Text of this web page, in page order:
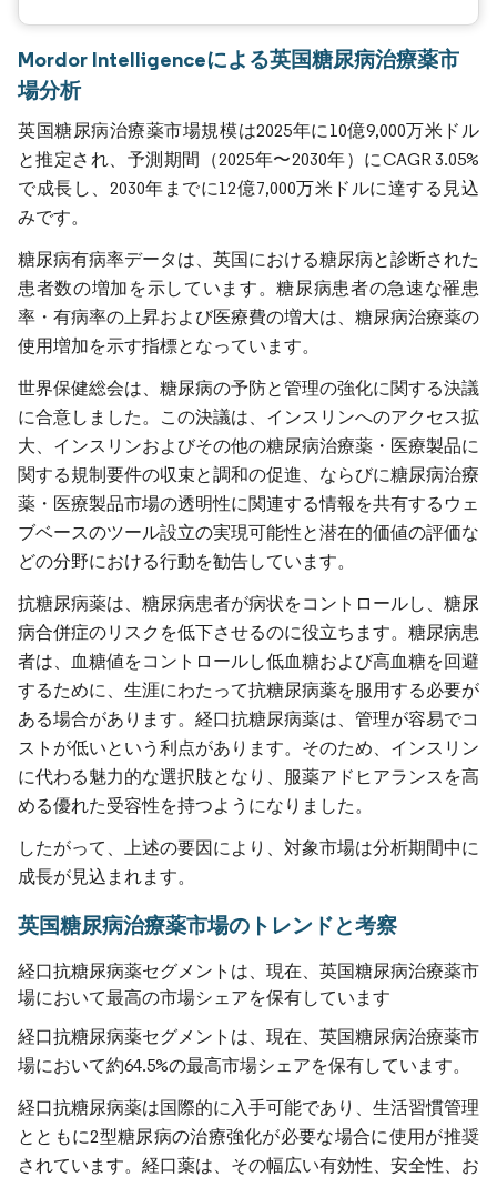
Mordor Intelligenceによる英国糖尿病治療薬市
場分析
英国糖尿病治療薬市場規模は2025年に10億9,000万米ドル
と推定され、予測期間（2025年〜2030年）にCAGR 3.05%
で成長し、2030年までに12億7,000万米ドルに達する見込
みです。
糖尿病有病率データは、英国における糖尿病と診断された
患者数の増加を示しています。糖尿病患者の急速な罹患
率・有病率の上昇および医療費の増大は、糖尿病治療薬の
使用増加を示す指標となっています。
世界保健総会は、糖尿病の予防と管理の強化に関する決議
に合意しました。この決議は、インスリンへのアクセス拡
大、インスリンおよびその他の糖尿病治療薬・医療製品に
関する規制要件の収束と調和の促進、ならびに糖尿病治療
薬・医療製品市場の透明性に関連する情報を共有するウェ
ブベースのツール設立の実現可能性と潜在的価値の評価な
どの分野における行動を勧告しています。
抗糖尿病薬は、糖尿病患者が病状をコントロールし、糖尿
病合併症のリスクを低下させるのに役立ちます。糖尿病患
者は、血糖値をコントロールし低血糖および高血糖を回避
するために、生涯にわたって抗糖尿病薬を服用する必要が
ある場合があります。経口抗糖尿病薬は、管理が容易でコ
ストが低いという利点があります。そのため、インスリン
に代わる魅力的な選択肢となり、服薬アドヒアランスを高
める優れた受容性を持つようになりました。
したがって、上述の要因により、対象市場は分析期間中に
成長が見込まれます。
英国糖尿病治療薬市場のトレンドと考察
経口抗糖尿病薬セグメントは、現在、英国糖尿病治療薬市
場において最高の市場シェアを保有しています
経口抗糖尿病薬セグメントは、現在、英国糖尿病治療薬市
場において約64.5%の最高市場シェアを保有しています。
経口抗糖尿病薬は国際的に入手可能であり、生活習慣管理
とともに2型糖尿病の治療強化が必要な場合に使用が推奨
されています。経口薬は、その幅広い有効性、安全性、お